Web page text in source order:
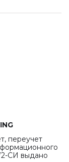
переучет
СИ выдано